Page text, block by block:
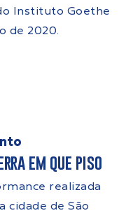
Instituto Goethe
de 2020.
em que piso
realizada
cidade de São